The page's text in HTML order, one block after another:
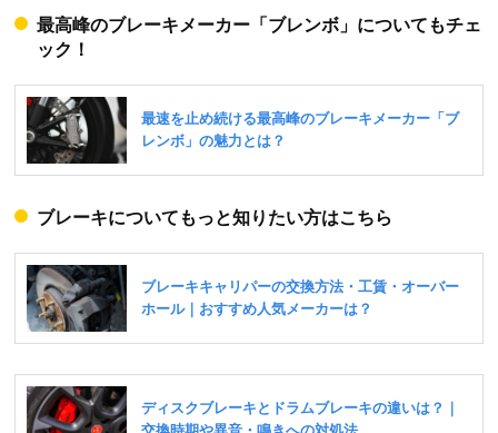
最高峰のブレーキメーカー「ブレンボ」についてもチェ
ック！
ブレーキについてもっと知りたい方はこちら